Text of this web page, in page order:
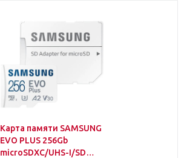
Карта памяти SAMSUNG
EVO PLUS 256Gb
microSDXC/UHS-I/SD